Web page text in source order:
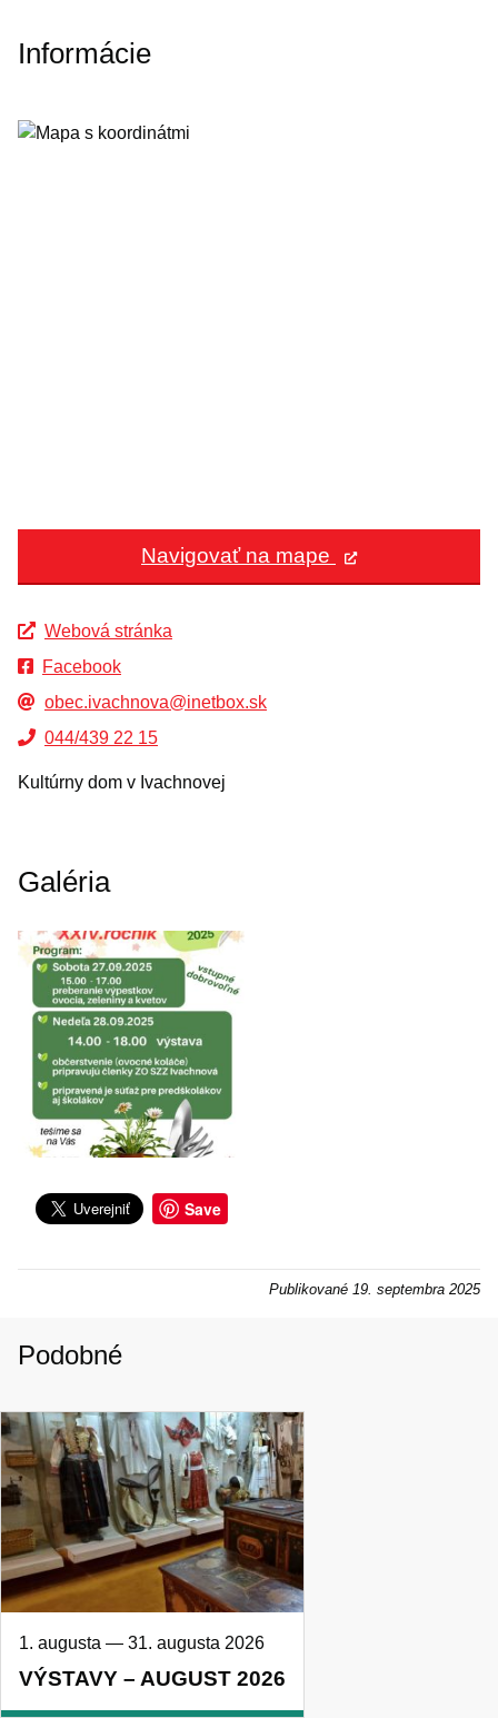
Informácie
Navigovať na mape
Webová stránka
Facebook
obec.ivachnova@inetbox.sk
044/439 22 15
Kultúrny dom v Ivachnovej
Galéria
Save
Publikované 19. septembra 2025
Podobné
VÝSTAVY – AUGUST 2026
1. augusta — 31. augusta 2026